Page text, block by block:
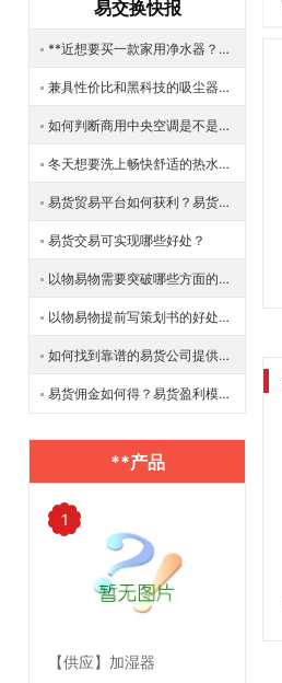
易交换快报
**近想要买一款家用净水器？有什么品牌可以推荐的吗？
兼具性价比和黑科技的吸尘器你想要拥有吗？既能吸尘也能拖地
如何判断商用中央空调是不是应该清洗了？如何清洗商用中央空调？
冬天想要洗上畅快舒适的热水，选择热水器也是很重要的，该如何选择一款合适的热水器呢？可以易货吗？
易货贸易平台如何获利？易货贸易思路怎样？
易货交易可实现哪些好处？
以物易物需要突破哪些方面的限制才能做得更好？
以物易物提前写策划书的好处有哪些？
如何找到靠谱的易货公司提供易货平台？
易货佣金如何得？易货盈利模式是什么？
**产品
1
【供应】加湿器